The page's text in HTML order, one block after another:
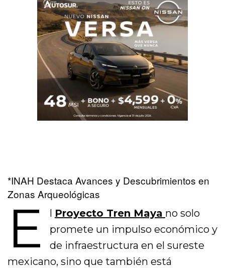
*INAH Destaca Avances y Descubrimientos en
Zonas Arqueológicas
E l Proyecto Tren Maya no solo
promete un impulso económico y
de infraestructura en el sureste
mexicano, sino que también está